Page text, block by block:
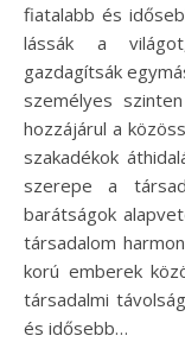
fiatalabb és
lássák a
gazdagítsák
személyes
hozzájárul a
szakadékok
szerepe a
barátságok
társadalom
korú emberek
társadalmi
és idősebb…